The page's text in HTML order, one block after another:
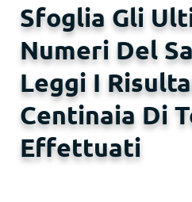
Sfoglia Gli
Numeri Del
Leggi I
Centinaia Di
Effettuati